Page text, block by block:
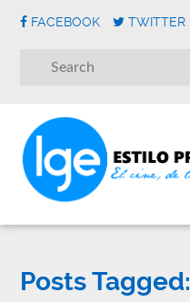
FACEBOOK TWITTER
Posts Tagged: